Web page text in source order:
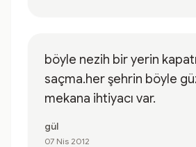
böyle nezih bir yerin
saçma.her şehrin böyle
mekana ihtiyacı var.
gül
07 Nis 2012